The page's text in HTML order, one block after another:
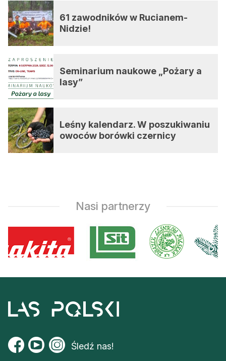
61 zawodników w Rucianem-
Nidzie!
Seminarium naukowe „Pożary a
lasy”
Leśny kalendarz. W poszukiwaniu
owoców borówki czernicy
Nasi partnerzy
Śledź nas!